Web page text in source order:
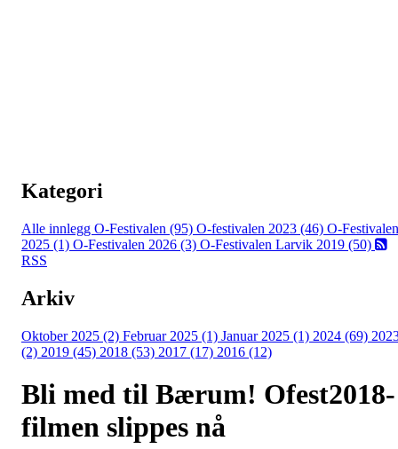
Kategori
Alle innlegg O-Festivalen (95) O-festivalen 2023 (46) O-Festivalen
2025 (1) O-Festivalen 2026 (3) O-Festivalen Larvik 2019 (50)
RSS
Arkiv
Oktober 2025 (2) Februar 2025 (1) Januar 2025 (1) 2024 (69)
(2) 2019 (45) 2018 (53) 2017 (17) 2016 (12)
Bli med til Bærum! Ofest2018-
filmen slippes nå